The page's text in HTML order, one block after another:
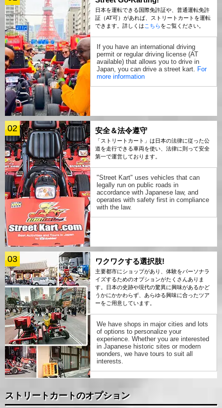
日本を運転できる国際免許証や、普通運転免許
証（AT可）があれば、ストリートカートを運転
できます。詳しくは こちらをご覧ください。
If you have an international driving
permit or regular driving license (AT
available) that allows you to drive in
Japan, you can drive a street kart. For
more information
02 安全＆法令遵守
「ストリートカート」は日本の法律に従った公
道を走行できる車両を使い、法律に則って安全
第一で運営しております。
"Street Kart" uses vehicles that can
legally run on public roads in
accordance with Japanese law, and
operates with safety first in compliance
with the law.
03 ワクワクする選択肢!
主要都市にショップがあり、体験をパーソナラ
イズするためのオプションがたくさんありま
す。日本の史跡や現代の驚異に興味があるかど
うかにかかわらず、あらゆる興味に合ったツア
ーをご用意しています。
We have shops in major cities and lots
of options to personalize your
experience. Whether you are interested
in Japanese historic sites or modern
wonders, we have tours to suit all
interests.
ストリートカートのオプション